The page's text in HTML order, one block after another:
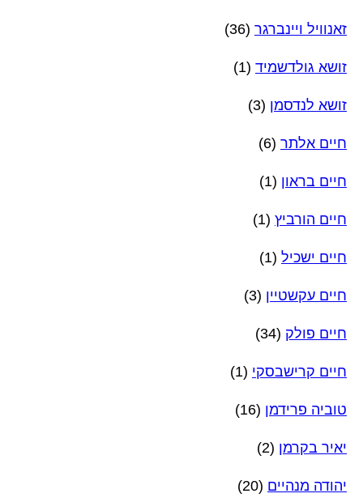
זאנוויל ויינברגר (36)
זושא גולדשמיד (1)
זושא לנדסמן (3)
חיים אלתר (6)
חיים בראון (1)
חיים הורביץ (1)
חיים ישכיל (1)
חיים עקשטיין (3)
חיים פולק (34)
חיים קרישבסקי (1)
טוביה פרידמן (16)
יאיר בקרמן (2)
יהודה מנהיים (20)